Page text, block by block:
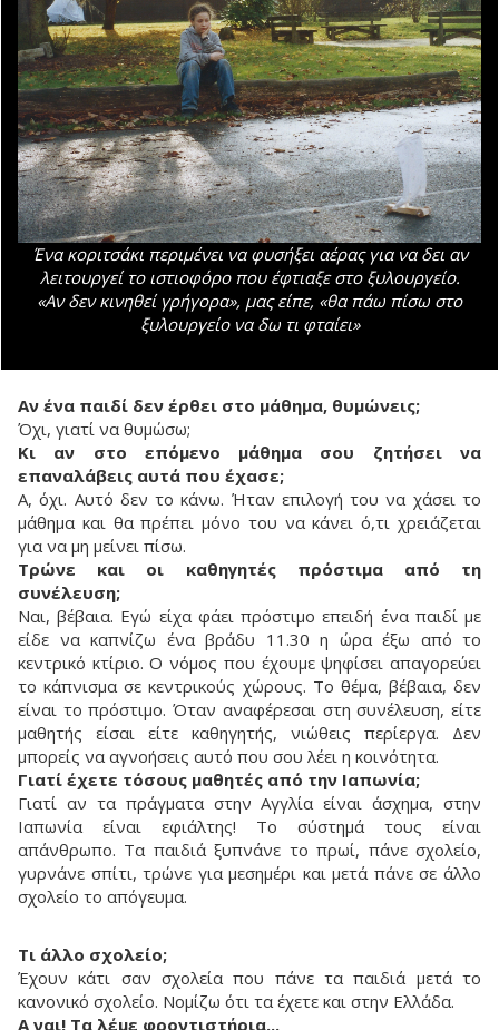
Ένα κοριτσάκι περιμένει να φυσήξει αέρας για να δει αν
λειτουργεί το ιστιοφόρο που έφτιαξε στο ξυλουργείο.
«Αν δεν κινηθεί γρήγορα», μας είπε, «θα πάω πίσω στο
ξυλουργείο να δω τι φταίει»
Αν ένα παιδί δεν έρθει στο μάθημα, θυμώνεις;
Όχι, γιατί να θυμώσω;
Κι αν στο επόμενο μάθημα σου ζητήσει να
επαναλάβεις αυτά που έχασε;
Α, όχι. Αυτό δεν το κάνω. Ήταν επιλογή του να χάσει το
μάθημα και θα πρέπει μόνο του να κάνει ό,τι χρειάζεται
για να μη μείνει πίσω.
Τρώνε και οι καθηγητές πρόστιμα από τη
συνέλευση;
Ναι, βέβαια. Εγώ είχα φάει πρόστιμο επειδή ένα παιδί με
είδε να καπνίζω ένα βράδυ 11.30 η ώρα έξω από το
κεντρικό κτίριο. Ο νόμος που έχουμε ψηφίσει απαγορεύει
το κάπνισμα σε κεντρικούς χώρους. Το θέμα, βέβαια, δεν
είναι το πρόστιμο. Όταν αναφέρεσαι στη συνέλευση, είτε
μαθητής είσαι είτε καθηγητής, νιώθεις περίεργα. Δεν
μπορείς να αγνοήσεις αυτό που σου λέει η κοινότητα.
Γιατί έχετε τόσους μαθητές από την Ιαπωνία;
Γιατί αν τα πράγματα στην Αγγλία είναι άσχημα, στην
Ιαπωνία είναι εφιάλτης! Το σύστημά τους είναι
απάνθρωπο. Τα παιδιά ξυπνάνε το πρωί, πάνε σχολείο,
γυρνάνε σπίτι, τρώνε για μεσημέρι και μετά πάνε σε άλλο
σχολείο το απόγευμα.
Τι άλλο σχολείο;
Έχουν κάτι σαν σχολεία που πάνε τα παιδιά μετά το
κανονικό σχολείο. Νομίζω ότι τα έχετε και στην Ελλάδα.
Α ναι! Τα λέμε φροντιστήρια...